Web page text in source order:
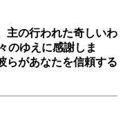
主の行われた奇しいわ
のゆえに感謝しま
らがあなたを信頼する